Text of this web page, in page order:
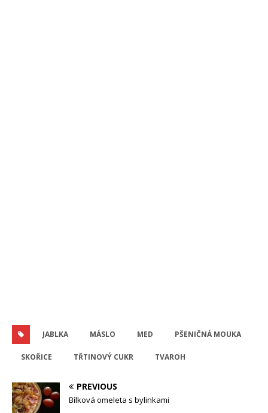
JABLKA MÁSLO MED PŠENIČNÁ MOUKA
SKOŘICE TŘTINOVÝ CUKR TVAROH
PREVIOUS
Bílková omeleta s bylinkami